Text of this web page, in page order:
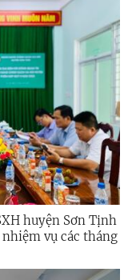
huyện Sơn Tịnh
vụ các tháng